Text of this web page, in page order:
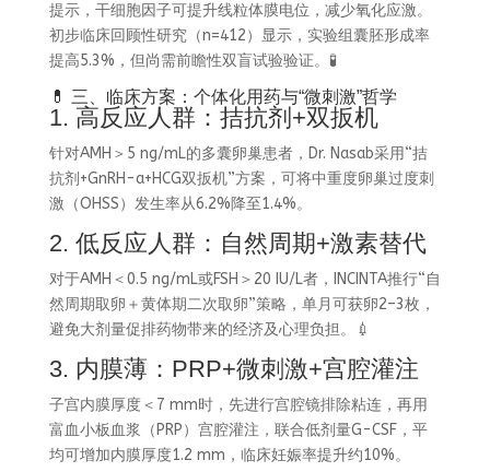
提示，干细胞因子可提升线粒体膜电位，减少氧化应激。
初步临床回顾性研究（n=412）显示，实验组囊胚形成率
提高5.3%，但尚需前瞻性双盲试验验证。🧪
💊 三、临床方案：个体化用药与“微刺激”哲学
1. 高反应人群：拮抗剂+双扳机
针对AMH＞5 ng/mL的多囊卵巢患者，Dr. Nasab采用“拮
抗剂+GnRH-a+HCG双扳机”方案，可将中重度卵巢过度刺
激（OHSS）发生率从6.2%降至1.4%。
2. 低反应人群：自然周期+激素替代
对于AMH＜0.5 ng/mL或FSH＞20 IU/L者，INCINTA推行“自
然周期取卵＋黄体期二次取卵”策略，单月可获卵2–3枚，
避免大剂量促排药物带来的经济及心理负担。💉
3. 内膜薄：PRP+微刺激+宫腔灌注
子宫内膜厚度＜7 mm时，先进行宫腔镜排除粘连，再用
富血小板血浆（PRP）宫腔灌注，联合低剂量G-CSF，平
均可增加内膜厚度1.2 mm，临床妊娠率提升约10%。